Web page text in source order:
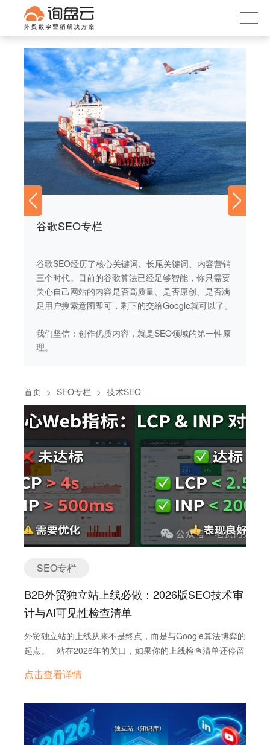
首页
产品服务
客户案例
内容社区
关于我们
谷歌SEO专栏
谷歌SEO经历了核心关键词、长尾关键词、内容营销
三个时代。目前的谷歌算法已经足够智能，你只需要
关心自己网站的内容是否高质量、是否原创、是否满
足用户搜索意图即可，剩下的交给Google就可以了。
我们坚信：创作优质内容，就是SEO领域的第一性原
理。
首页 > SEO专栏 > 技术SEO
SEO专栏
B2B外贸独立站上线必做：2026版SEO技术审
计与AI可见性检查清单
外贸独立站的上线从来不是终点，而是与Google算法博弈的
起点。 站在2026年的关口，如果你的上线检查清单还停留
件事上，那你的网站在诞生之初就已经输了一半。根据
存法则已经从单纯的“关键词排名”转向了“实体权威度”和“AI
可见性”（GEO）。 这是一份结合了传统技术SEO与最新
AI搜索趋势的深度上线检查清单。它不教你废话，只列那些
点击查看详情
下载APP